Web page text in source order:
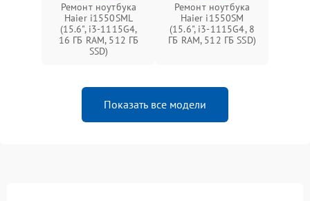
Ремонт ноутбука
Haier i1550SML
(15.6", i3-1115G4,
16 ГБ RAM, 512 ГБ
SSD)
Ремонт ноутбука
Haier i1550SM
(15.6", i3-1115G4, 8
ГБ RAM, 512 ГБ SSD)
Показать все модели